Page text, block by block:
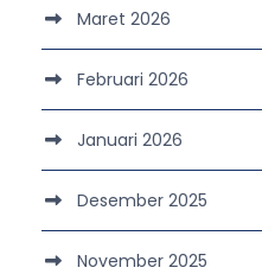
Maret 2026
Februari 2026
Januari 2026
Desember 2025
November 2025